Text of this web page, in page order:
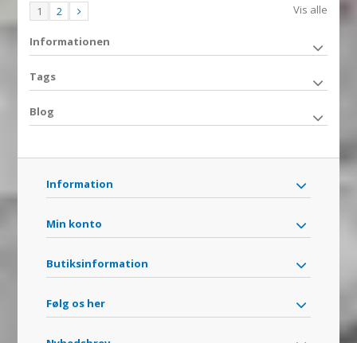
Vis alle
1 2
Informationen
Tags
Blog
Information
Min konto
Butiksinformation
Følg os her